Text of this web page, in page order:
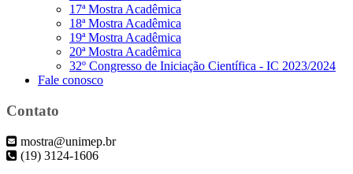
17ª Mostra Acadêmica
18ª Mostra Acadêmica
19ª Mostra Acadêmica
20ª Mostra Acadêmica
32º Congresso de Iniciação Científica - IC 2023/2024
Fale conosco
Contato
mostra@unimep.br
(19) 3124-1606